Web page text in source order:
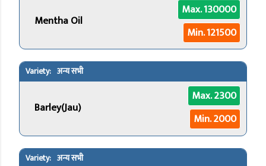
Mentha Oil
Max. 130000
Min. 121500
अन्य सभी
Barley(Jau)
Max. 2300
Min. 2000
अन्य सभी